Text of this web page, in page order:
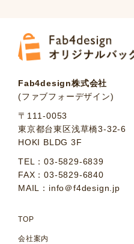
Fab4design株式会社
(ファブフォーデザイン)
〒111-0053
東京都台東区浅草橋3-32-6
HOKI BLDG 3F
TEL：03-5829-6839
FAX：03-5829-6840
MAIL：info＠f4design.jp
TOP
会社案内